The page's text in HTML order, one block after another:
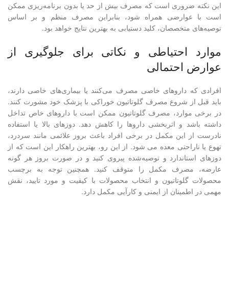
این نکته ضروری است که مصرف بیش از حد یا بدون برنامه‌ریزی ممکن
است با عوارضی همراه شود، بنابراین مصرف منظم و بر اساس
توصیه‌های متخصصان، کلید دستیابی به بهترین نتایج خواهد بود.
موارد احتیاطی و نکاتی برای جلوگیری از
عوارض احتمالی
افرادی که داروهای خاصی مصرف می‌کنند یا بیماری‌های خاصی دارند،
باید قبل از شروع مصرف گلوتاتیون خوراکی با پزشک خود مشورت کنند.
در برخی موارد، مصرف گلوتاتیون ممکن است با داروهای خاص تداخل
داشته باشد و اثربخشی داروها را کاهش دهد. دوزهای بالا یا استفاده
نادرست از این مکمل در برخی افراد باعث بروز علائمی مانند سردرد،
تهوع یا ناراحتی معده می شود. از این رو، بهترین راهکار این است که از
دوزهای استاندارد و توصیه‌شده پیروی کنید و در صورت بروز هر گونه
عارضه، مصرف مکمل را متوقف کنید. همچنین توجه به برچسب
محصولات گلوتاتیون و انتخاب محصولات با کیفیت و مورد تایید، نقش
مهمی در اطمینان از ایمنی و کارآیی مکمل دارد.